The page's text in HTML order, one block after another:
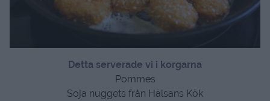
Detta serverade vi i korgarna
Pommes
Soja nuggets från Hälsans Kök